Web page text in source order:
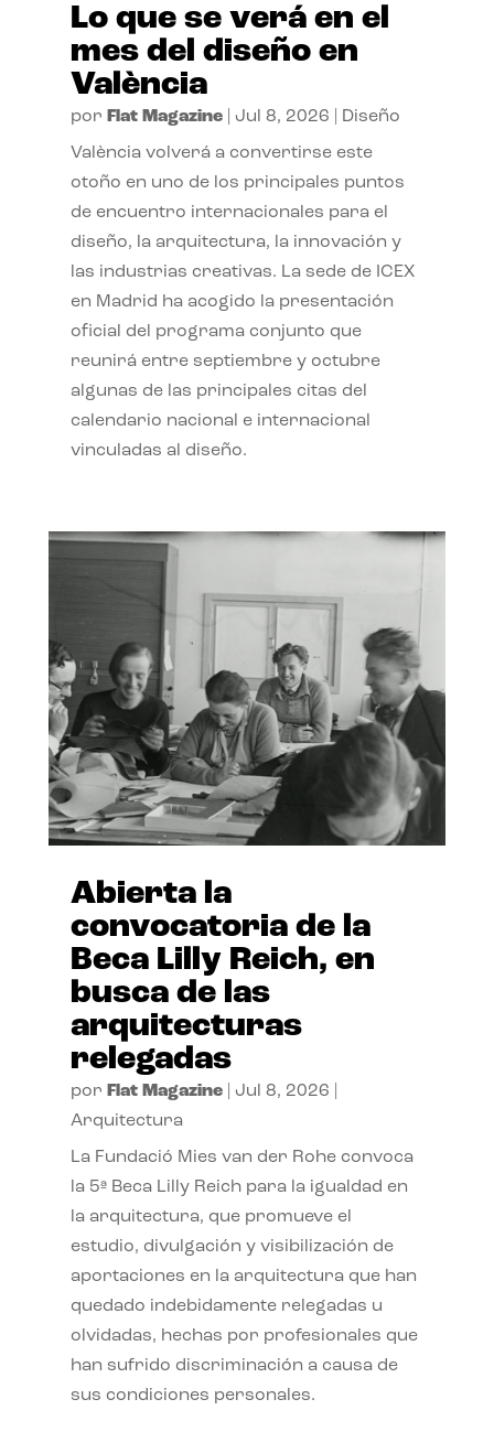
Lo que se verá en el
mes del diseño en
València
por Flat Magazine| Jul 8, 2026 Diseño
València volverá a convertirse este
otoño en uno de los principales puntos
de encuentro internacionales para el
diseño, la arquitectura, la innovación y
las industrias creativas. La sede de ICEX
en Madrid ha acogido la presentación
oficial del programa conjunto que
reunirá entre septiembre y octubre
algunas de las principales citas del
calendario nacional e internacional
vinculadas al diseño.
Abierta la
convocatoria de la
Beca Lilly Reich, en
busca de las
arquitecturas
relegadas
por Flat Magazine| Jul 8, 2026
Arquitectura
La Fundació Mies van der Rohe convoca
la 5ª Beca Lilly Reich para la igualdad en
la arquitectura, que promueve el
estudio, divulgación y visibilización de
aportaciones en la arquitectura que han
quedado indebidamente relegadas u
olvidadas, hechas por profesionales que
han sufrido discriminación a causa de
sus condiciones personales.